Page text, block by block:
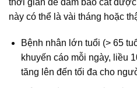
này có thể là vài tháng hoặc
Bệnh nhân lớn tuổi (> 65
khuyến cáo mỗi ngày, liều
tăng lên đến tối đa cho